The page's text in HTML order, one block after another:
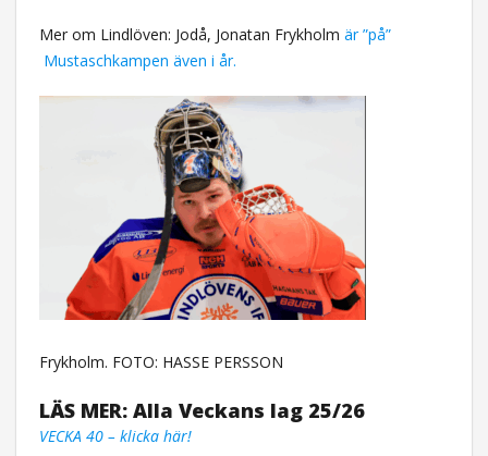
Mer om Lindlöven: Jodå, Jonatan Frykholm är ”på”
Mustaschkampen även i år.
Frykholm. FOTO: HASSE PERSSON
LÄS MER: Alla Veckans lag 25/26
VECKA 40 – klicka här!